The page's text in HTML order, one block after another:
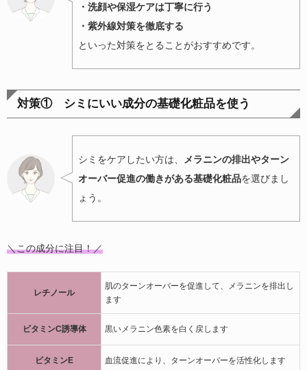
・洗顔や保湿ケアは丁寧に行う
・紫外線対策を徹底する
といった対策をとることがおすすめです。
対策① シミにいい成分の基礎化粧品を使う
シミをケアしたい方は、
メラニンの排出やターン
オーバー促進の働きがある基礎化粧品を選びまし
ょう。
＼この成分に注目！／
レチノール
肌のターンオーバーを促進して、メラニンを排出し
ます
ビタミンC誘導体 黒いメラニン色素を白く戻します
ビタミンE 血流促進により、ターンオーバーを活性化します